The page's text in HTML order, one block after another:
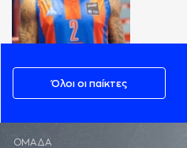
Όλοι οι παίκτες
ΟΜΑΔΑ